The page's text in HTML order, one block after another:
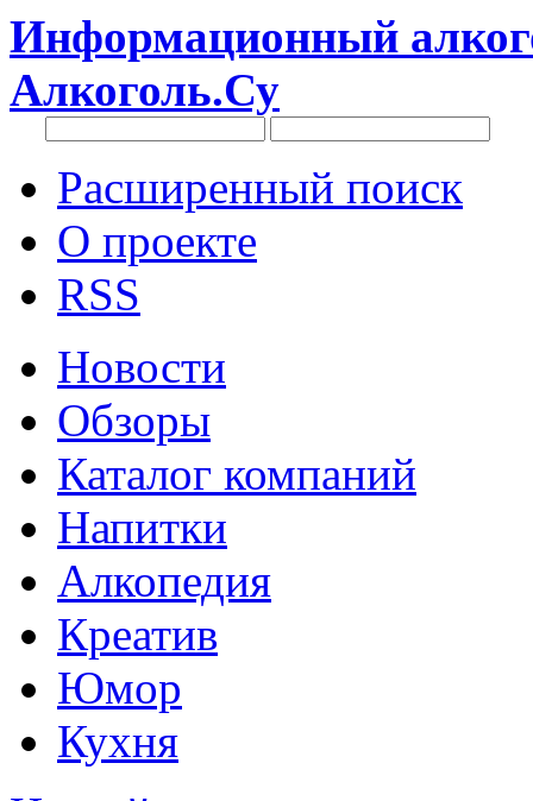
Информационный
Алкоголь.Су
Расширенный поиск
О проекте
RSS
Новости
Обзоры
Каталог компаний
Напитки
Алкопедия
Креатив
Юмор
Кухня